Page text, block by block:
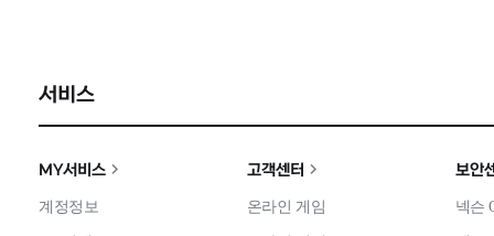
서비스
MY서비스
계정정보
고객센터
온라인 게임
보안
넥슨